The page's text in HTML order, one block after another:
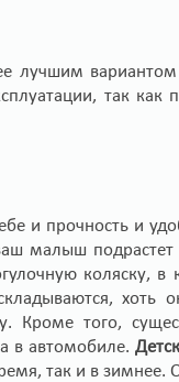
лучшим
так
и прочность и
малыш
коляску,
Кроме того,
в автомобиле.
так и в